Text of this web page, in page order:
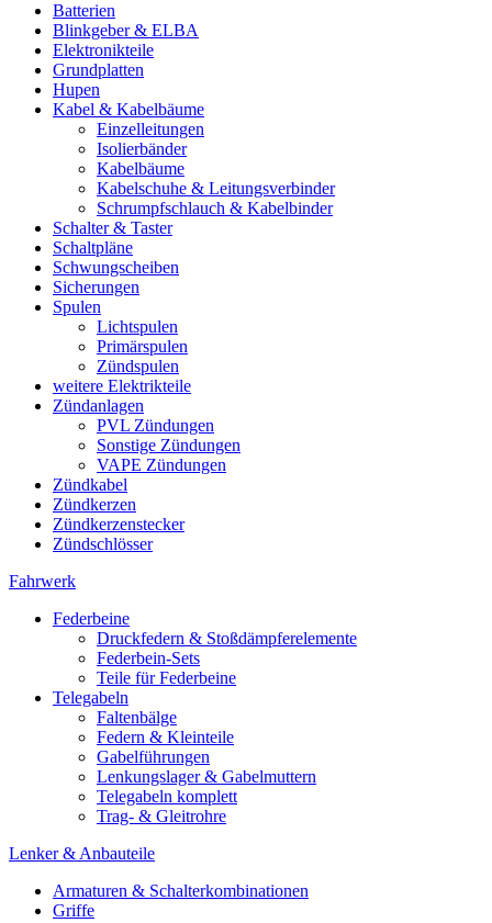
Batterien
Blinkgeber & ELBA
Elektronikteile
Grundplatten
Hupen
Kabel & Kabelbäume
Einzelleitungen
Isolierbänder
Kabelbäume
Kabelschuhe & Leitungsverbinder
Schrumpfschlauch & Kabelbinder
Schalter & Taster
Schaltpläne
Schwungscheiben
Sicherungen
Spulen
Lichtspulen
Primärspulen
Zündspulen
weitere Elektrikteile
Zündanlagen
PVL Zündungen
Sonstige Zündungen
VAPE Zündungen
Zündkabel
Zündkerzen
Zündkerzenstecker
Zündschlösser
Fahrwerk
Federbeine
Druckfedern & Stoßdämpferelemente
Federbein-Sets
Teile für Federbeine
Telegabeln
Faltenbälge
Federn & Kleinteile
Gabelführungen
Lenkungslager & Gabelmuttern
Telegabeln komplett
Trag- & Gleitrohre
Lenker & Anbauteile
Armaturen & Schalterkombinationen
Griffe